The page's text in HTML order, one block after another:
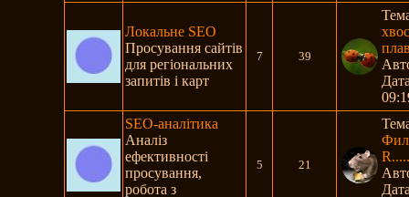
Локальне SEO
Просування сайтів
для регіональних
запитів і карт
7 39
SEO-аналітика
Аналіз
ефективності
просування,
робота з
5 21